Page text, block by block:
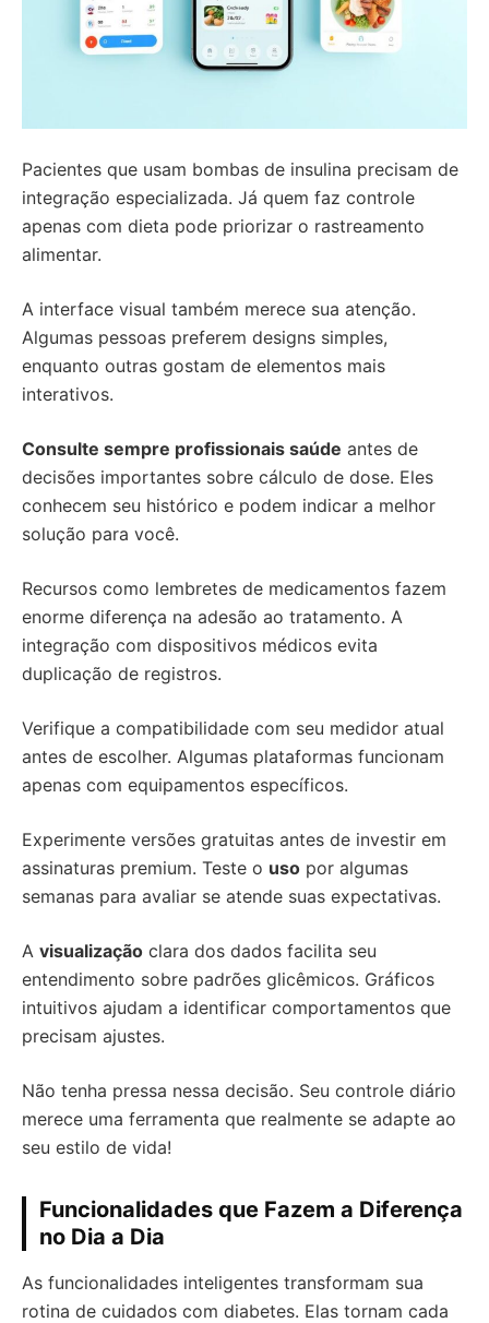
Pacientes que usam bombas de insulina precisam de
integração especializada. Já quem faz controle
apenas com dieta pode priorizar o rastreamento
alimentar.
A interface visual também merece sua atenção.
Algumas pessoas preferem designs simples,
enquanto outras gostam de elementos mais
interativos.
Consulte sempre profissionais saúde antes de
decisões importantes sobre cálculo de dose. Eles
conhecem seu histórico e podem indicar a melhor
solução para você.
Recursos como lembretes de medicamentos fazem
enorme diferença na adesão ao tratamento. A
integração com dispositivos médicos evita
duplicação de registros.
Verifique a compatibilidade com seu medidor atual
antes de escolher. Algumas plataformas funcionam
apenas com equipamentos específicos.
Experimente versões gratuitas antes de investir em
assinaturas premium. Teste o uso por algumas
semanas para avaliar se atende suas expectativas.
A visualização clara dos dados facilita seu
entendimento sobre padrões glicêmicos. Gráficos
intuitivos ajudam a identificar comportamentos que
precisam ajustes.
Não tenha pressa nessa decisão. Seu controle diário
merece uma ferramenta que realmente se adapte ao
seu estilo de vida!
Funcionalidades que Fazem a Diferença
no Dia a Dia
As funcionalidades inteligentes transformam sua
rotina de cuidados com diabetes. Elas tornam cada